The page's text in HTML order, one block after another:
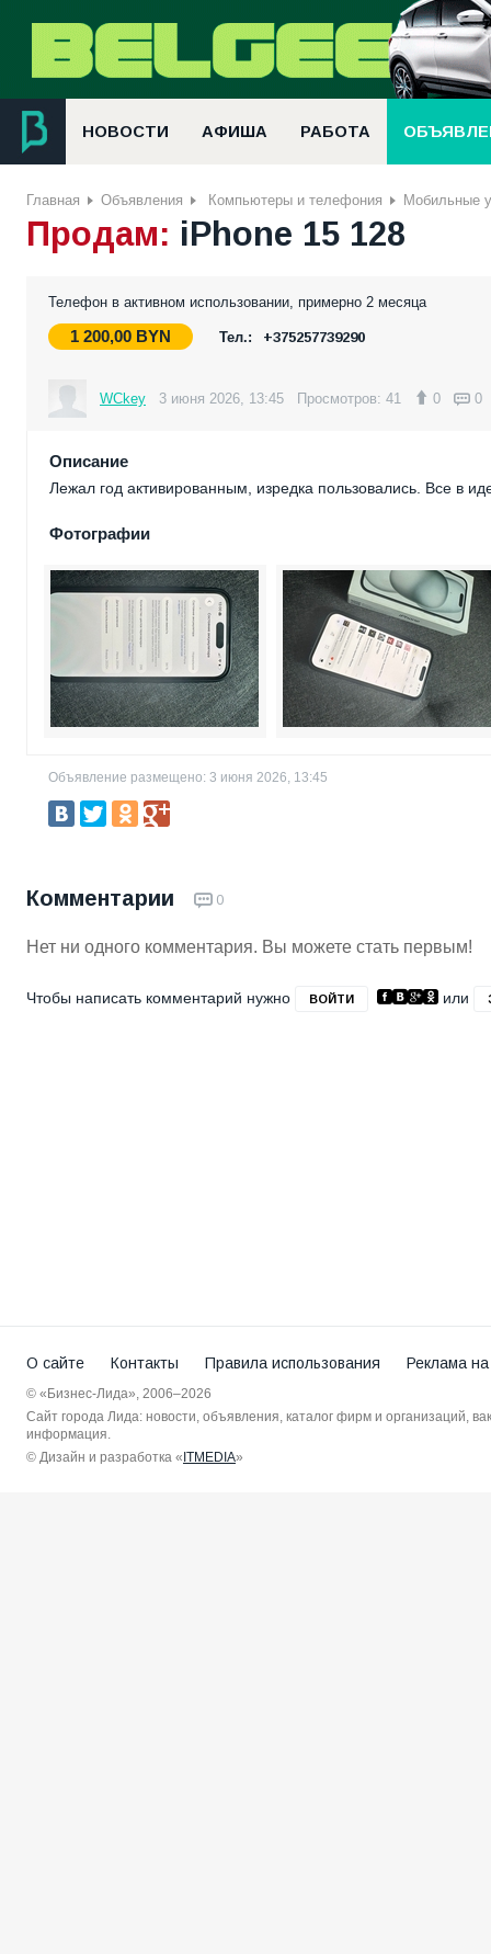
НОВОСТИ АФИША РАБОТА
Главная Объявления Компьютеры и телефония Мобильные
Продам: iPhone 15 128
Телефон в активном использовании, примерно 2 месяца
1 200,00 BYN Тел.: +375257739290
WCkey 3 июня 2026, 13:45 Просмотров: 41 0 0
Описание
Лежал год активированным, изредка пользовались. Все в
Фотографии
Объявление размещено: 3 июня 2026, 13:45
Комментарии 0
Нет ни одного комментария. Вы можете стать первым!
Чтобы написать комментарий нужно ВОЙТИ или
О сайте Контакты Правила использования Реклама
© «Бизнес-Лида», 2006–2026
Сайт города Лида: новости, объявления, каталог фирм и организаций,
информация.
© Дизайн и разработка « ITMEDIA»